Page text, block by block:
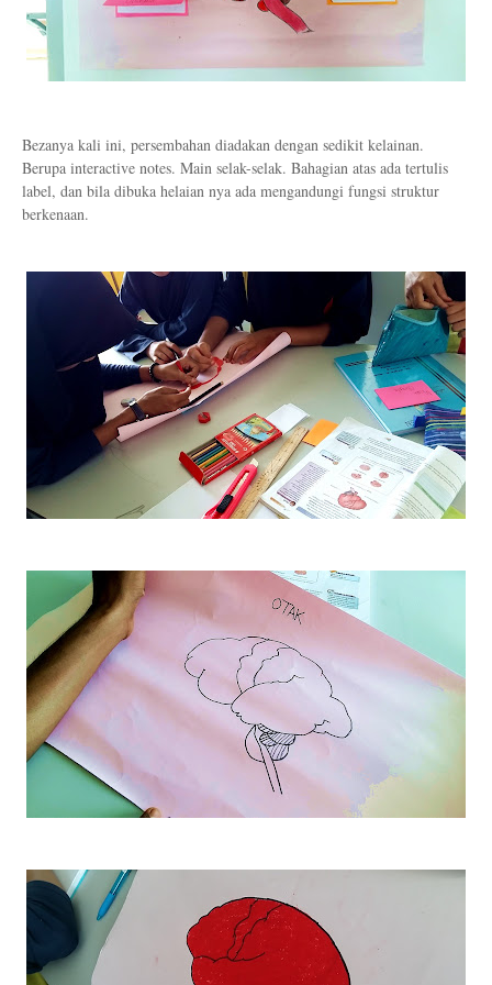
Bezanya kali ini, persembahan diadakan dengan sedikit kelainan.
Berupa interactive notes. Main selak-selak. Bahagian atas ada tertulis
label, dan bila dibuka helaian nya ada mengandungi fungsi struktur
berkenaan.